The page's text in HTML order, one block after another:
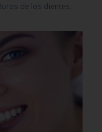
de los dientes.